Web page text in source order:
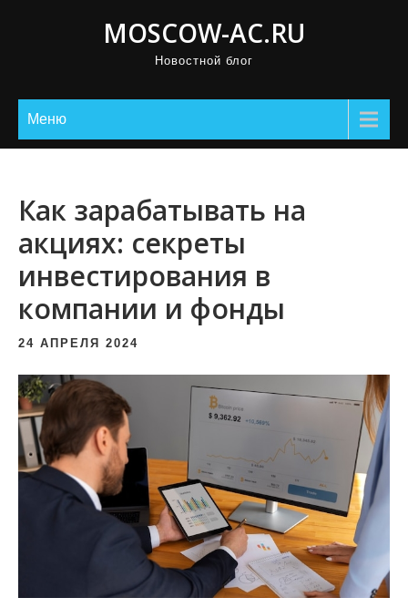
MOSCOW-AC.RU
Новостной блог
Меню
Как зарабатывать на
акциях: секреты
инвестирования в
компании и фонды
24 АПРЕЛЯ 2024